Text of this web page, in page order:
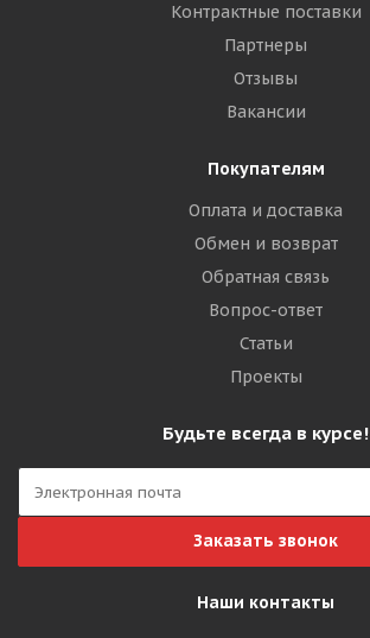
Контрактные поставки
Партнеры
Отзывы
Вакансии
Покупателям
Оплата и доставка
Обмен и возврат
Обратная связь
Вопрос-ответ
Статьи
Проекты
Будьте всегда в курсе!
Заказать звонок
Наши контакты